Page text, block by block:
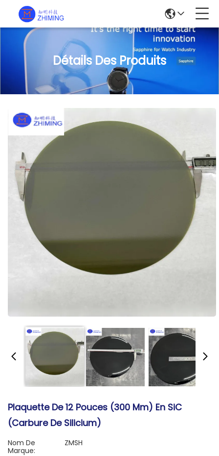
Détails Des Produits
Plaquette De 12 Pouces (300 Mm) En SiC
(carbure De Silicium)
Nom De
Marque:
ZMSH